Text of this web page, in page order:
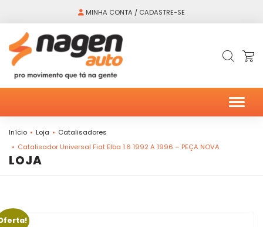
MINHA CONTA / CADASTRE-SE
Início Loja
Catalisadores
Catalisador Universal Fiat Elba 1.6 1992 A 1996 – PEÇA NOVA
LOJA